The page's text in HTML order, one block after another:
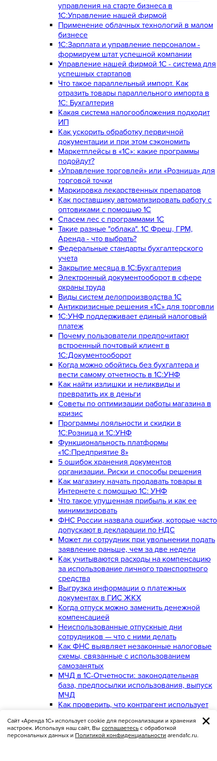
Сайт «Аренда 1С» использует cookie для персонализации и хранения
настроек. Используя наш сайт, Вы соглашаетесь с обработкой
персональных данных и Политикой конфиденциальности arenda1c.ru.
управления на старте бизнеса в
1С:Управление нашей фирмой
Применение облачных технологий в малом
бизнесе
1C:Зарплата и управление персоналом -
формируем штат успешной компании
Управление нашей фирмой 1C - система для
успешных стартапов
Что такое параллельный импорт. Как
отразить товары параллельного импорта в
1С: Бухгалтерия
Какая система налогообложения подходит
ИП
Как ускорить обработку первичной
документации и при этом сэкономить
Маркетплейсы в «1С»: какие программы
подойдут?
«Управление торговлей» или «Розница» для
торговой точки
Маркировка лекарственных препаратов
Как поставщику автоматизировать работу с
оптовиками с помощью 1С
Спасем лес с программами 1С
Такие разные "облака". 1С Фреш, ГРМ,
Аренда - что выбрать?
Федеральные стандарты бухгалтерского
учета
Закрытие месяца в 1С:Бухгалтерия
Электронный документооборот в сфере
охраны труда
Виды систем делопроизводства 1C
Антикризисные решения «1С» для торговли
1С:УНФ поддерживает единый налоговый
платеж
Почему пользователи предпочитают
встроенный почтовый клиент в
1С:Документооборот
Когда можно обойтись без бухгалтера и
вести самому отчетность в 1С:УНФ
Как найти излишки и неликвиды и
превратить их в деньги
Советы по оптимизации работы магазина в
кризис
Программы лояльности и скидки в
1С:Розница и 1С:УНФ
Функциональность платформы
«1С:Предприятие 8»
5 ошибок хранения документов
организации. Риски и способы решения
Как магазину начать продавать товары в
Интернете с помощью 1С: УНФ
Что такое упущенная прибыль и как ее
минимизировать
ФНС России назвала ошибки, которые часто
допускают в декларации по НДС
Может ли сотрудник при увольнении подать
заявление раньше, чем за две недели
Как учитываются расходы на компенсацию
за использование личного транспортного
средства
Выгрузка информации о платежных
документах в ГИС ЖКХ
Когда отпуск можно заменить денежной
компенсацией
Неиспользованные отпускные дни
сотрудников — что с ними делать
Как ФНС выявляет незаконные налоговые
схемы, связанные с использованием
самозанятых
МЧД в 1С-Отчетности: законодательная
база, предпосылки использования, выпуск
МЧД
Как проверить, что контрагент использует
Увольнение сотрудника дистанционно
Как не потерять деньги и отследить текущее